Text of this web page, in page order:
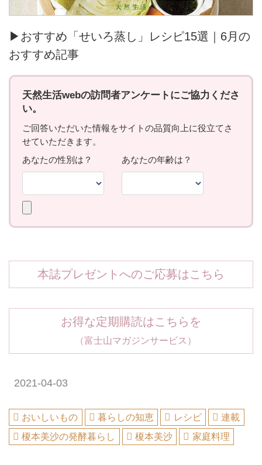
▶おすすめ「せいろ蒸し」レシピ15選｜6月の
おすすめ記事
本誌プレゼントへのご応募はこちら
お得な定期購読はこちらを
（富士山マガジンサービス）
2021-04-03
おいしいもの 暮らしの知恵 レシピ
連載
榎本美沙の発酵暮らし
榎本美沙 家庭料理